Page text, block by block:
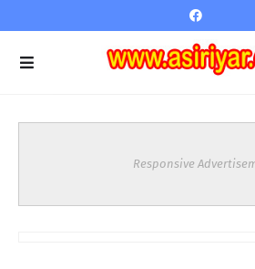
Responsive